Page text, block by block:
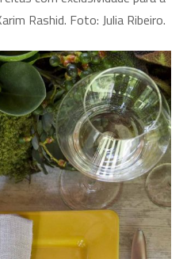
Rashid. Foto: Julia Ribeiro.